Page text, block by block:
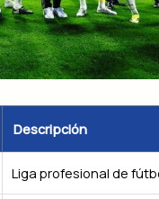
Descripción
Liga profesional de